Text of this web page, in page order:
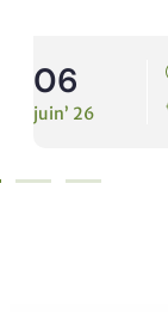
06
juin’ 26